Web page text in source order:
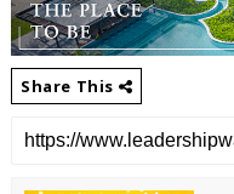
Share This